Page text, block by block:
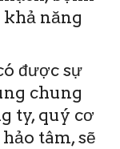
năng
được sự
chung
ty, quý cơ
tâm, sẽ